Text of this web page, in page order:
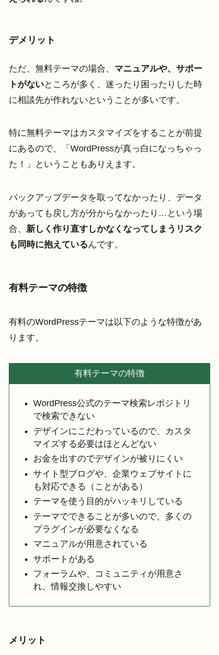
デメリット
ただ、無料テーマの場合、 マニュアルや、サポー
トがないところが多く、迷ったり困ったりした時
に相談先が作れないということが多いです。
特に無料テーマはカスタマイズをすることが前提
にあるので、「WordPressが真っ白になっちゃっ
た！」ということもありえます。
バックアップデータを取ってなかったり、データ
があっても戻し方が分からなかったり…という場
合、 新しく作り直すしかなくなってしまうリスク
も同時に抱えているんです。
有料テーマの特徴
有料のWordPressテーマは以下のような特徴があ
ります。
有料テーマの特徴
WordPress公式のテーマ検索レポジトリ
で検索できない
デザインにこだわっているので、カスタ
マイズする必要はほとんどない
お金を出すのでデザインが被りにくい
サイト型ブログや、企業ウェブサイトに
も対応できる（ことがある）
テーマを使う目的がハッキリしている
テーマでできることが多いので、多くの
プラグインが必要なくなる
マニュアルが用意されている
サポートがある
フォーラムや、コミュニティが用意さ
れ、情報交換しやすい
メリット